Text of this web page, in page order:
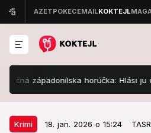
západonílska horúčka: Hlási ju už aj
Krimi 18. jan. 2026 o 15:24
Krimi 18. jan. 2026 o 15:24